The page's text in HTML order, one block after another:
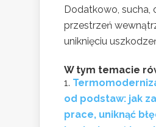
Dodatkowo, sucha,
przestrzeń
uniknięciu
W tym temacie
od podstaw: jak
prace, uniknąć